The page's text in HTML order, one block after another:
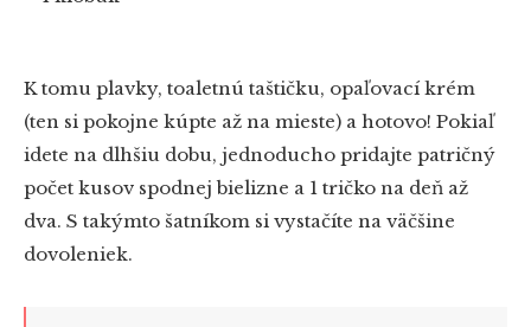
K tomu plavky, toaletnú taštičku, opaľovací krém
(ten si pokojne kúpte až na mieste) a hotovo! Pokiaľ
idete na dlhšiu dobu, jednoducho pridajte patričný
počet kusov spodnej bielizne a 1 tričko na deň až
dva. S takýmto šatníkom si vystačíte na väčšine
dovoleniek.